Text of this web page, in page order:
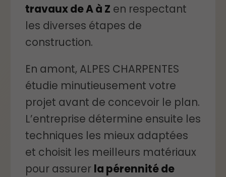
travaux de A à Z en respectant
les diverses étapes de
construction.
En amont, ALPES CHARPENTES
étudie minutieusement votre
projet avant de concevoir le plan.
L’entreprise détermine ensuite les
techniques les mieux adaptées
et choisit les meilleurs matériaux
pour assurer la pérennité de